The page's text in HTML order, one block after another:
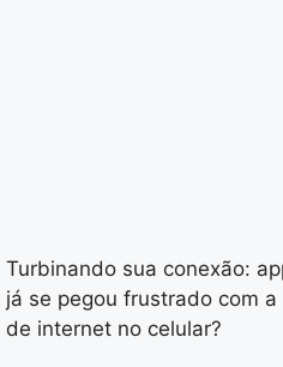
Turbinando sua conexão:
já se pegou frustrado com
de internet no celular?